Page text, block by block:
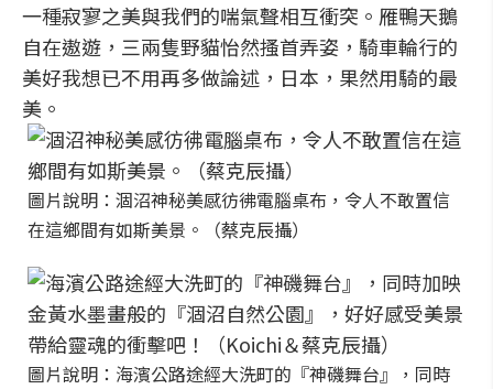
一種寂寥之美與我們的喘氣聲相互衝突。雁鴨天鵝
自在遨遊，三兩隻野貓怡然搔首弄姿，騎車輪行的
美好我想已不用再多做論述，日本，果然用騎的最
美。
圖片說明：涸沼神秘美感彷彿電腦桌布，令人不敢置信
在這鄉間有如斯美景。（蔡克辰攝）
圖片說明：海濱公路途經大洗町的『神磯舞台』，同時